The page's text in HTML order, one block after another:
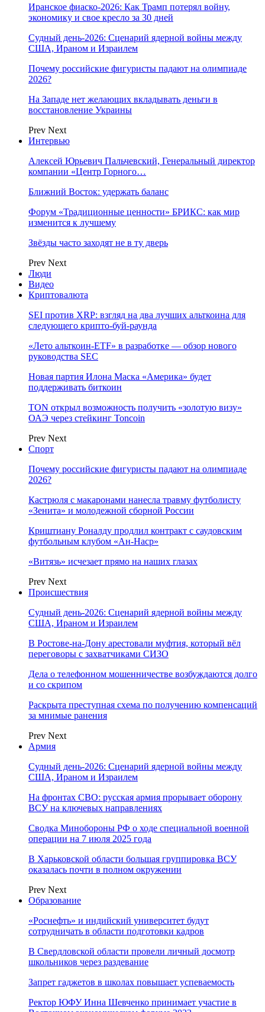
Иранское фиаско-2026: Как Трамп потерял войну,
экономику и свое кресло за 30 дней
Судный день-2026: Сценарий ядерной войны между
США, Ираном и Израилем
Почему российские фигуристы падают на олимпиаде
2026?
На Западе нет желающих вкладывать деньги в
восстановление Украины
Prev Next
Интервью
Алексей Юрьевич Пальчевский, Генеральный директор
компании «Центр Горного…
Ближний Восток: удержать баланс
Форум «Традиционные ценности» БРИКС: как мир
изменится к лучшему
Звёзды часто заходят не в ту дверь
Prev Next
Люди
Видео
Криптовалюта
SEI против XRP: взгляд на два лучших альткоина для
следующего крипто-буй-раунда
«Лето альткоин-ETF» в разработке — обзор нового
руководства SEC
Новая партия Илона Маска «Америка» будет
поддерживать биткоин
TON открыл возможность получить «золотую визу»
ОАЭ через стейкинг Toncoin
Prev Next
Спорт
Почему российские фигуристы падают на олимпиаде
2026?
Кастрюля с макаронами нанесла травму футболисту
«Зенита» и молодежной сборной России
Криштиану Роналду продлил контракт с саудовским
футбольным клубом «Ан-Наср»
«Витязь» исчезает прямо на наших глазах
Prev Next
Происшествия
Судный день-2026: Сценарий ядерной войны между
США, Ираном и Израилем
В Ростове-на-Дону арестовали муфтия, который вёл
переговоры с захватчиками СИЗО
Дела о телефонном мошенничестве возбуждаются долго
и со скрипом
Раскрыта преступная схема по получению компенсаций
за мнимые ранения
Prev Next
Армия
Судный день-2026: Сценарий ядерной войны между
США, Ираном и Израилем
На фронтах СВО: русская армия прорывает оборону
ВСУ на ключевых направлениях
Сводка Минобороны РФ о ходе специальной военной
операции на 7 июля 2025 года
В Харьковской области большая группировка ВСУ
оказалась почти в полном окружении
Prev Next
Образование
«Роснефть» и индийский университет будут
сотрудничать в области подготовки кадров
В Свердловской области провели личный досмотр
школьников через раздевание
Запрет гаджетов в школах повышает успеваемость
Ректор ЮФУ Инна Шевченко принимает участие в